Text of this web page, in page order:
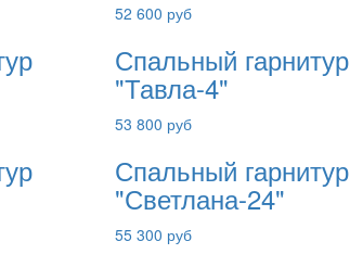
52 600 руб
Спальный гарнитур
"Тавла-4"
53 800 руб
Спальный гарнитур
"Светлана-24"
55 300 руб